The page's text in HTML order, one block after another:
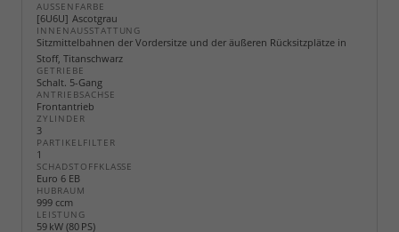
AUSSENFARBE
6U6U Ascotgrau
INNENAUSSTATTUNG
Sitzmittelbahnen der Vordersitze und der äußeren Rücksitzplätze in
Stoff, Titanschwarz
GETRIEBE
Schalt. 5-Gang
ANTRIEBSACHSE
Frontantrieb
ZYLINDER
3
PARTIKELFILTER
1
SCHADSTOFFKLASSE
Euro 6 EB
HUBRAUM
999 ccm
LEISTUNG
59 kW (80 PS)